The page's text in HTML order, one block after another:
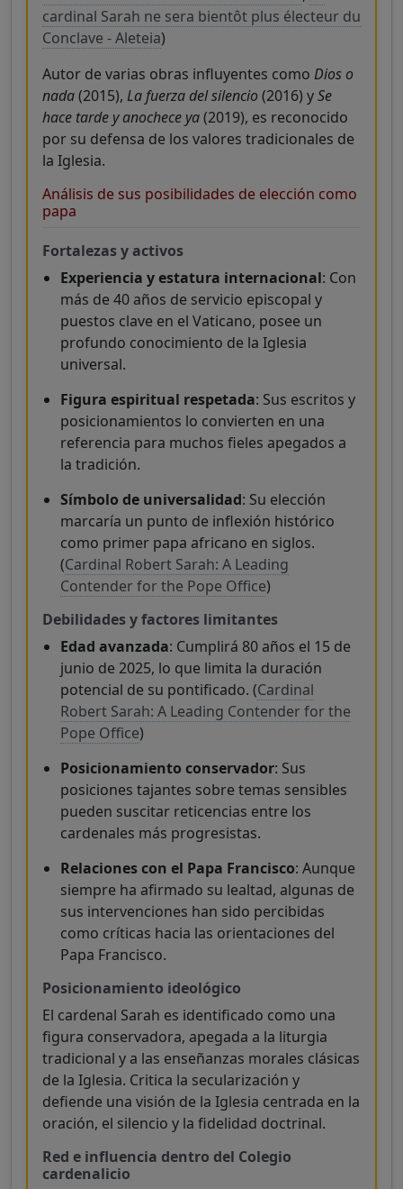
cardinal Sarah ne sera bientôt plus électeur du
Conclave - Aleteia)
Autor de varias obras influyentes como Dios o
nada(2015), La fuerza del silencio(2016) ySe
hace tarde y anochece ya(2019), es reconocido
por su defensa de los valores tradicionales de
la Iglesia.
Análisis de sus posibilidades de elección como
papa
Fortalezas y activos
Experiencia y estatura internacional: Con
más de 40 años de servicio episcopal y
puestos clave en el Vaticano, posee un
profundo conocimiento de la Iglesia
universal.
Figura espiritual respetada: Sus escritos y
posicionamientos lo convierten en una
referencia para muchos fieles apegados a
la tradición.
Símbolo de universalidad: Su elección
marcaría un punto de inflexión histórico
como primer papa africano en siglos.
(Cardinal Robert Sarah: A Leading
Contender for the Pope Office)
Debilidades y factores limitantes
Edad avanzada: Cumplirá 80 años el 15 de
junio de 2025, lo que limita la duración
potencial de su pontificado. (Cardinal
Robert Sarah: A Leading Contender for the
Pope Office)
Posicionamiento conservador: Sus
posiciones tajantes sobre temas sensibles
pueden suscitar reticencias entre los
cardenales más progresistas.
Relaciones con el Papa Francisco: Aunque
siempre ha afirmado su lealtad, algunas de
sus intervenciones han sido percibidas
como críticas hacia las orientaciones del
Papa Francisco.
Posicionamiento ideológico
El cardenal Sarah es identificado como una
figura conservadora, apegada a la liturgia
tradicional y a las enseñanzas morales clásicas
de la Iglesia. Critica la secularización y
defiende una visión de la Iglesia centrada en la
oración, el silencio y la fidelidad doctrinal.
Red e influencia dentro del Colegio
cardenalicio